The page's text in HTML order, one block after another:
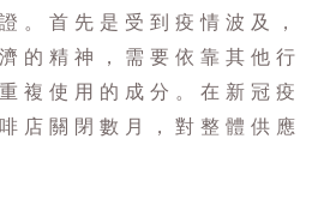
。首先是受到疫情波及，
的精神，需要依靠其他行
複使用的成分。在新冠疫
店關閉數月，對整體供應